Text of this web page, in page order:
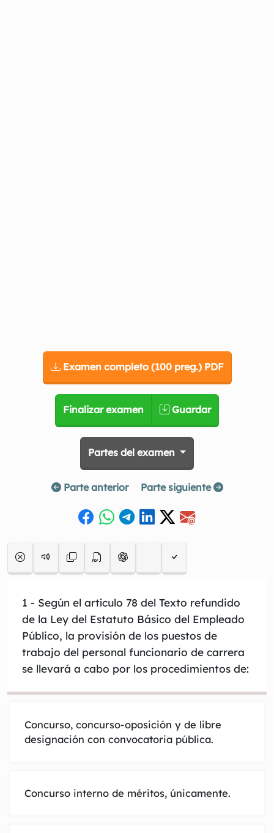
Examen completo (100 preg.) PDF
Finalizar examen Guardar
Partes del examen
Parte anterior Parte siguiente
1 - Según el artículo 78 del Texto refundido
de la Ley del Estatuto Básico del Empleado
Público, la provisión de los puestos de
trabajo del personal funcionario de carrera
se llevará a cabo por los procedimientos de:
Concurso, concurso-oposición y de libre
designación con convocatoria pública.
Concurso interno de méritos, únicamente.